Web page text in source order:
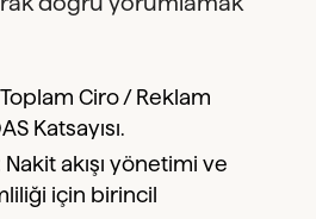
Ciro / Reklam
Katsayısı.
akışı yönetimi ve
için birincil